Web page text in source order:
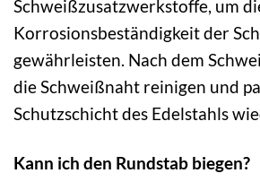
Schweißzusatzwerkstoffe, um
Korrosionsbeständigkeit der
gewährleisten. Nach dem
die Schweißnaht reinigen und
Schutzschicht des Edelstahls
Kann ich den Rundstab biegen?